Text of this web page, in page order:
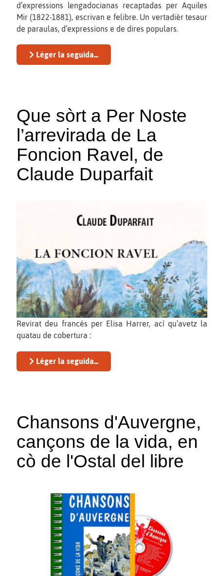
d’expressions lengadocianas recaptadas per Aquiles
Mir (1822-1881), escrivan e felibre. Un vertadièr tesaur
de paraulas, d’expressions e de dires populars.
Léger la seguida...
Que sòrt a Per Noste
l’arrevirada de La
Foncion Ravel, de
Claude Duparfait
Revirat deu francés per Elisa Harrer, ací qu’avetz la
quatau de cobertura :
Léger la seguida...
Chansons d'Auvergne,
cançons de la vida, en
cò de l'Ostal del libre